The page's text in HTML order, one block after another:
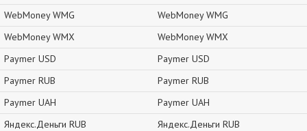
WebMoney WMG
WebMoney WMX
Paymer USD
Paymer RUB
Paymer UAH
Яндекс.Деньги RUB
WebMoney WMG
WebMoney WMX
Paymer USD
Paymer RUB
Paymer UAH
Яндекс.Деньги RUB